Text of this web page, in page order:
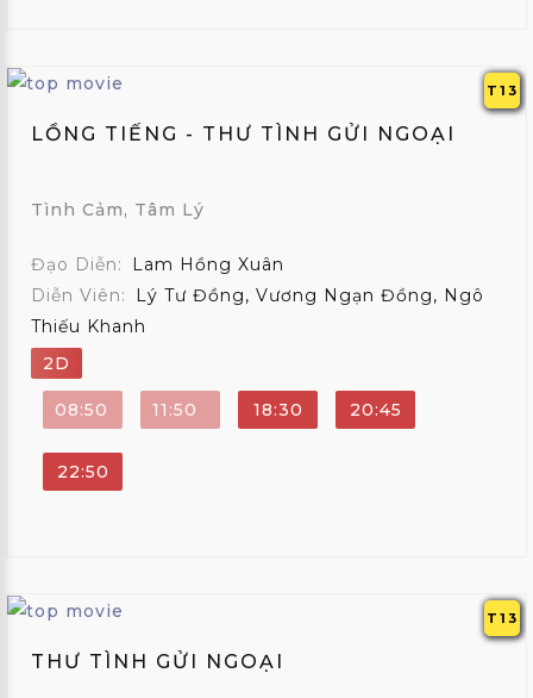
T13
LỒNG TIẾNG - THƯ TÌNH GỬI NGOẠI
Tình Cảm, Tâm Lý
Đạo Diễn:
Lam Hồng Xuân
Diễn Viên:
Lý Tư Đồng, Vương Ngạn Đồng, Ngô
Thiếu Khanh
2D
08:50 11:50 18:30 20:45
22:50
T13
THƯ TÌNH GỬI NGOẠI